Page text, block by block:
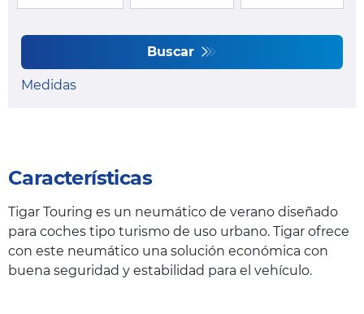
Buscar
Medidas
Características
Tigar Touring es un neumático de verano diseñado
para coches tipo turismo de uso urbano. Tigar ofrece
con este neumático una solución económica con
buena seguridad y estabilidad para el vehículo.